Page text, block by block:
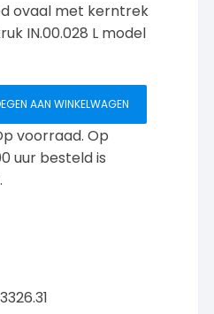
ovaal met kerntrek
IN.00.028 L model
AAN WINKELWAGEN
voorraad. Op
uur besteld is